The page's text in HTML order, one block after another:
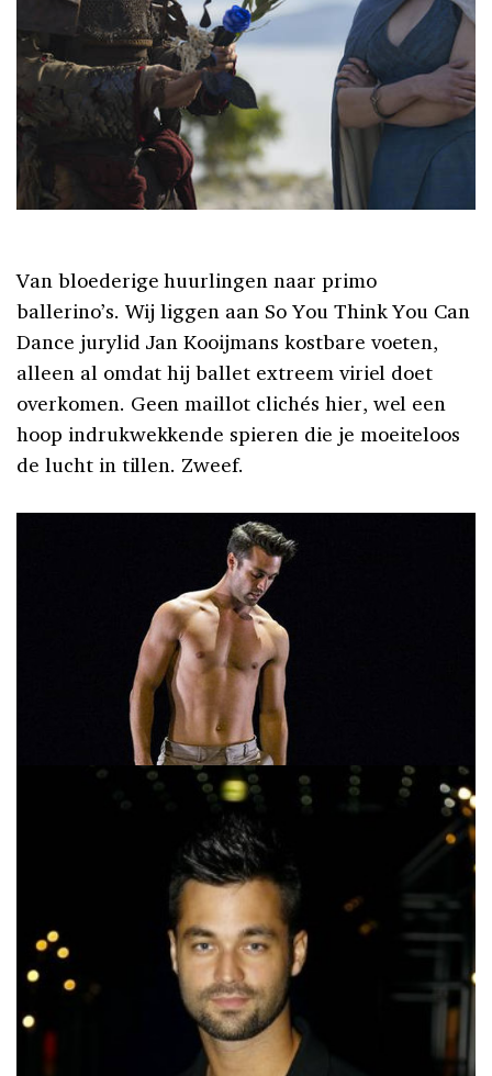
Van bloederige huurlingen naar primo
ballerino’s. Wij liggen aan So You Think You Can
Dance jurylid Jan Kooijmans kostbare voeten,
alleen al omdat hij ballet extreem viriel doet
overkomen. Geen maillot clichés hier, wel een
hoop indrukwekkende spieren die je moeiteloos
de lucht in tillen. Zweef.